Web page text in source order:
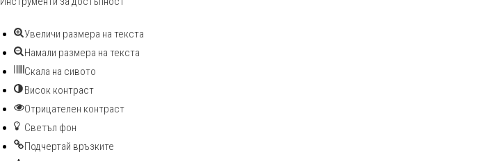
Увеличи размера на текста
Намали размера на текста
Скала на сивото
Висок контраст
Отрицателен контраст
Светъл фон
Подчертай връзките